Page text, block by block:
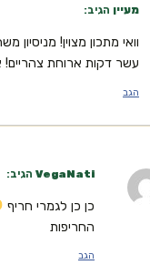
מעיין הגיב:
וואי מתכון מצוין!
עשר דקות ארוחת צהריים!
הגב
VegaNati הגיב:
כן כן לגמרי חריף
החריפות
הגב